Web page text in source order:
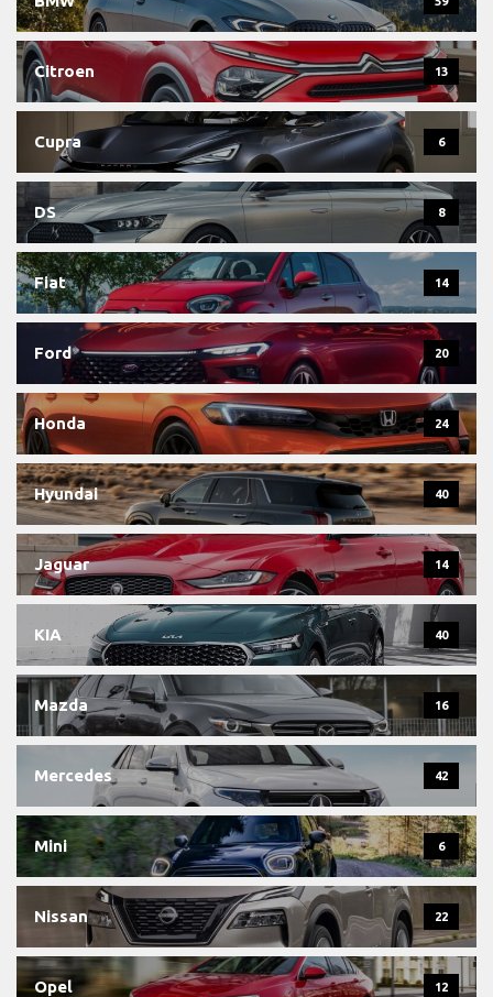
Citroen 13
Cupra 6
DS 8
Fiat 14
Ford 20
Honda 24
Hyundai 40
Jaguar 14
KIA 40
Mazda 16
Mercedes 42
Mini 6
Nissan 22
Opel 12